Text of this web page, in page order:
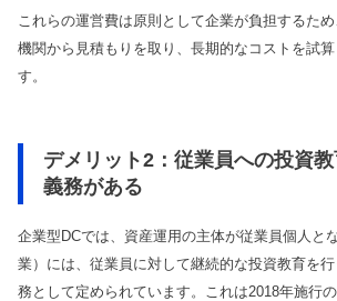
これらの運営費は原則として企業が負担するた
機関から見積もりを取り、長期的なコストを試
す。
デメリット2：従業員への投資
義務がある
企業型DCでは、資産運用の主体が従業員個人と
業）には、従業員に対して継続的な投資教育を
務として定められています。これは2018年施行